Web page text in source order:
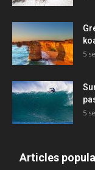
5
5
Articles